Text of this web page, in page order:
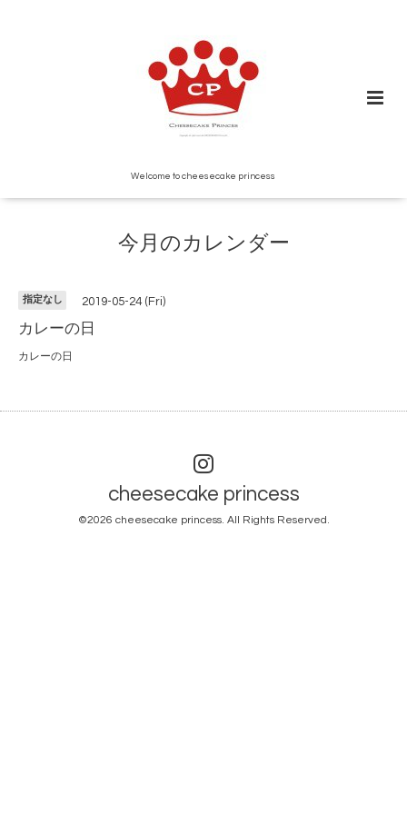
Welcome to cheesecake princess
今月のカレンダー
指定なし 2019-05-24 (Fri)
カレーの日
カレーの日
cheesecake princess
©2026 cheesecake princess. All Rights Reserved.